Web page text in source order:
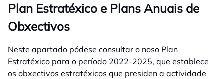
Plan Estratéxico e Plans Anuais de
Obxectivos
Neste apartado pódese consultar o noso Plan
Estratéxico para o período 2022-2025, que establece
os obxectivos estratéxicos que presiden a actividade